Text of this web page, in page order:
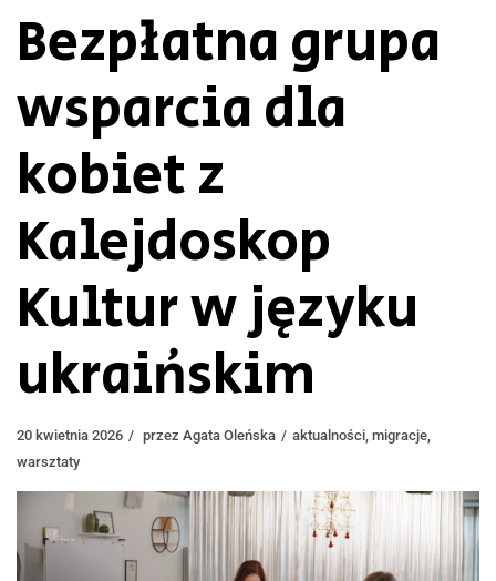
Bezpłatna grupa
wsparcia dla
kobiet z
Kalejdoskop
Kultur w języku
ukraińskim
20 kwietnia 2026 przez Agata Oleńska aktualności migracje
warsztaty